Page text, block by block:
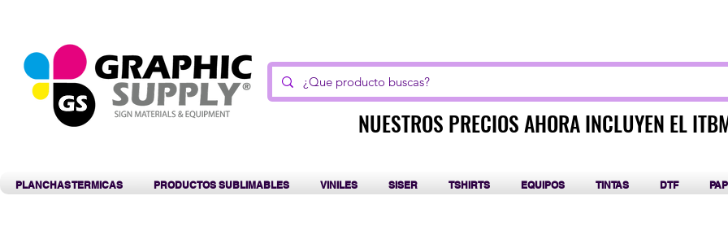
NUESTROS PRECIOS AHORA INCLUYEN EL
NUESTROS PRECIOS AHORA INCLUYEN EL
PLANCHAS TERMICAS PRODUCTOS SUBLIMABLES VINILES SISER TSHIRTS EQUIPOS TINTAS DTF